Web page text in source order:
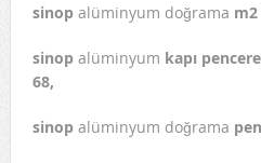
sinop alüminyum doğrama m2
sinop alüminyum kapı pencere
68,
sinop alüminyum doğrama